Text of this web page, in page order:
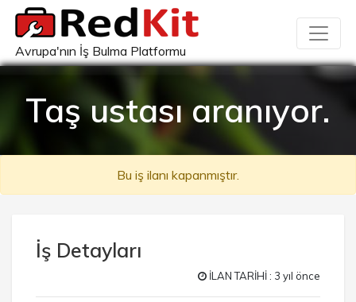
Avrupa'nın İş Bulma Platformu
Taş ustası aranıyor.
Bu iş ilanı kapanmıştır.
İş Detayları
İLAN TARİHİ : 3 yıl önce